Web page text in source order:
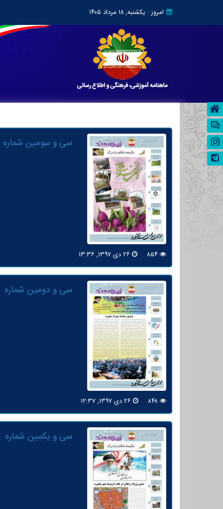
امروز : یکشنبه, ۱۸ مرداد ۱۴۰۵
سی و سومین شماره
سی و دومین شماره
سی و یکمین شماره